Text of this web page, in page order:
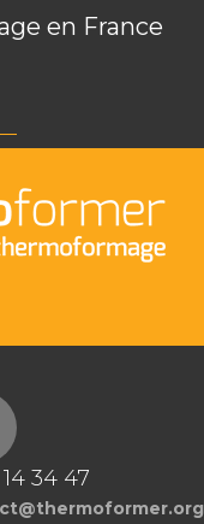
en France
34 47